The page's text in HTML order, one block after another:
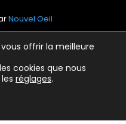
offrir la meilleure
cookies que nous
réglages.
des cookies GDPR
Nouvel Oeil
d’utilisation